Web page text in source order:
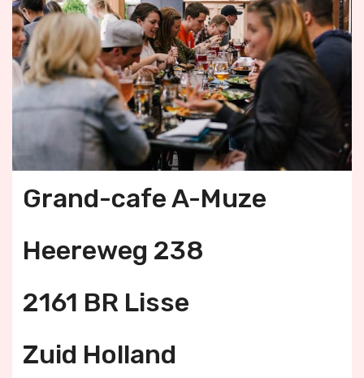
Grand-cafe A-Muze
Heereweg 238
2161 BR Lisse
Zuid Holland